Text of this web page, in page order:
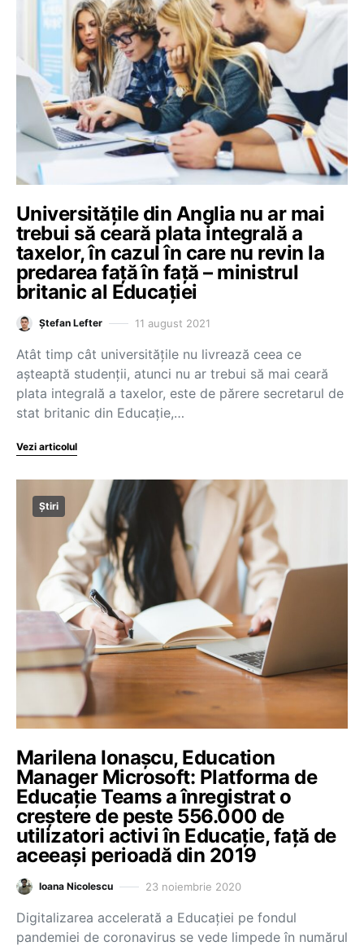
Universitățile din Anglia nu ar mai
trebui să ceară plata integrală a
taxelor, în cazul în care nu revin la
predarea față în față – ministrul
britanic al Educației
Ștefan Lefter 11 august 2021
Atât timp cât universitățile nu livrează ceea ce
așteaptă studenții, atunci nu ar trebui să mai ceară
plata integrală a taxelor, este de părere secretarul de
stat britanic din Educație,…
Vezi articolul
Știri
Marilena Ionașcu, Education
Manager Microsoft: Platforma de
Educație Teams a înregistrat o
creștere de peste 556.000 de
utilizatori activi în Educație, față de
aceeași perioadă din 2019
Ioana Nicolescu 23 noiembrie 2020
Digitalizarea accelerată a Educației pe fondul
pandemiei de coronavirus se vede limpede în numărul